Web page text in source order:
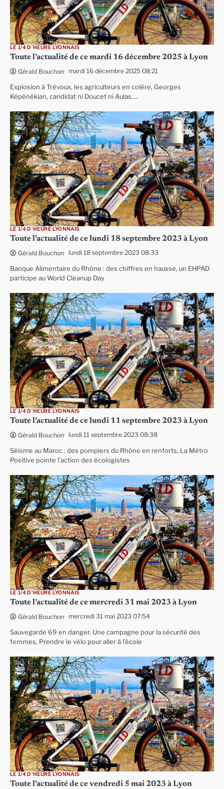
LE 1/4 D'HEURE LYONNAIS
Toute l’actualité de ce mardi 16 décembre 2025 à Lyon
Gérald Bouchon mardi 16 décembre 2025 08:21
Explosion à Trévoux, les agriculteurs en colère, Georges
Képénékian, candidat ni Doucet ni Aulas….
LE 1/4 D'HEURE LYONNAIS
Toute l’actualité de ce lundi 18 septembre 2023 à Lyon
Gérald Bouchon lundi 18 septembre 2023 08:33
Banque Alimentaire du Rhône : des chiffres en hausse, un EHPAD
participe au World Cleanup Day
LE 1/4 D'HEURE LYONNAIS
Toute l’actualité de ce lundi 11 septembre 2023 à Lyon
Gérald Bouchon lundi 11 septembre 2023 08:38
Séisme au Maroc : des pompiers du Rhône en renforts, La Métro
Positive pointe l’action des écologistes
LE 1/4 D'HEURE LYONNAIS
Toute l’actualité de ce mercredi 31 mai 2023 à Lyon
Gérald Bouchon mercredi 31 mai 2023 07:54
Sauvegarde 69 en danger, Une campagne pour la sécurité des
femmes, Prendre le vélo pour aller à l’école
LE 1/4 D'HEURE LYONNAIS
Toute l’actualité de ce vendredi 5 mai 2023 à Lyon